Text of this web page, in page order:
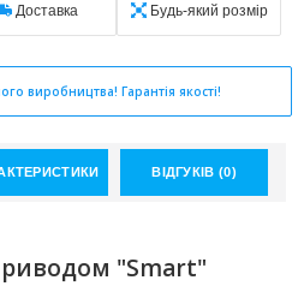
Доставка Будь-який розмір
виробництва! Гарантія якості!
ВІДГУКІВ (0)
"Smart"